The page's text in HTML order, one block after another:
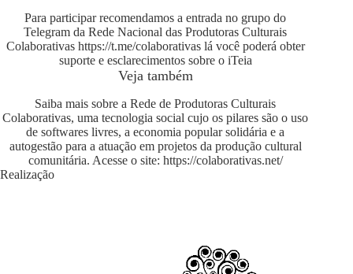
Para participar recomendamos a entrada no grupo do
Telegram da Rede Nacional das Produtoras Culturais
Colaborativas https://t.me/colaborativaslá você poderá obter
suporte e esclarecimentos sobre o iTeia
Veja também
Saiba mais sobre a Rede de Produtoras Culturais
Colaborativas, uma tecnologia social cujo os pilares são o uso
de softwares livres, a economia popular solidária e a
autogestão para a atuação em projetos da produção cultural
comunitária. Acesse o site: https://colaborativas.net/
Realização